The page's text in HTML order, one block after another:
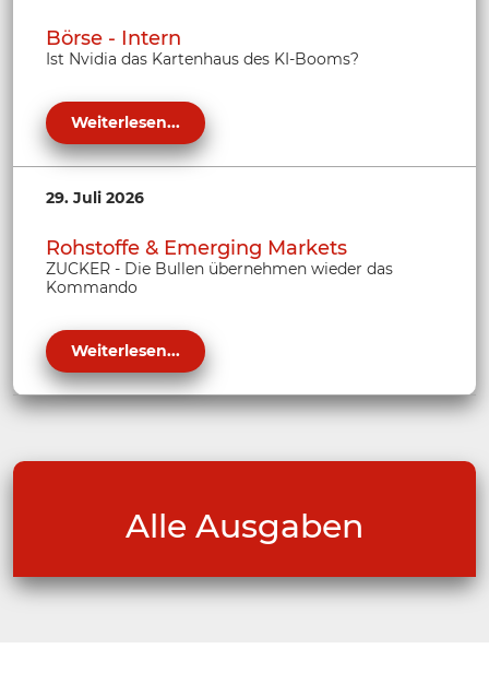
Börse - Intern
Ist Nvidia das Kartenhaus des KI-Booms?
Weiterlesen...
29. Juli 2026
Rohstoffe & Emerging Markets
ZUCKER - Die Bullen übernehmen wieder das
Kommando
Weiterlesen...
Alle Ausgaben